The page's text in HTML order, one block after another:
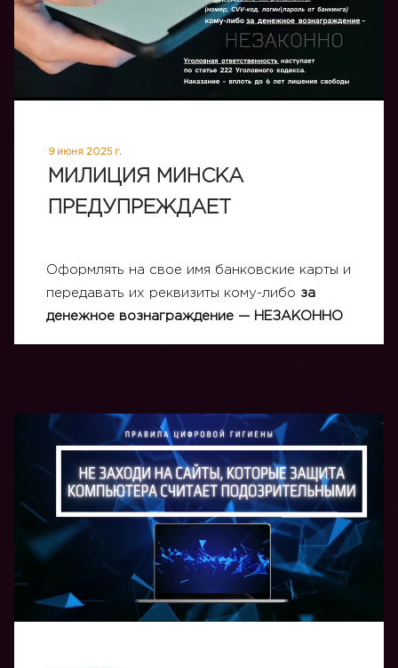
9 июня 2025 г.
МИЛИЦИЯ МИНСКА
ПРЕДУПРЕЖДАЕТ
Оформлять на свое имя банковские карты и
передавать их реквизиты кому-либо за
денежное вознаграждение — НЕЗАКОННО